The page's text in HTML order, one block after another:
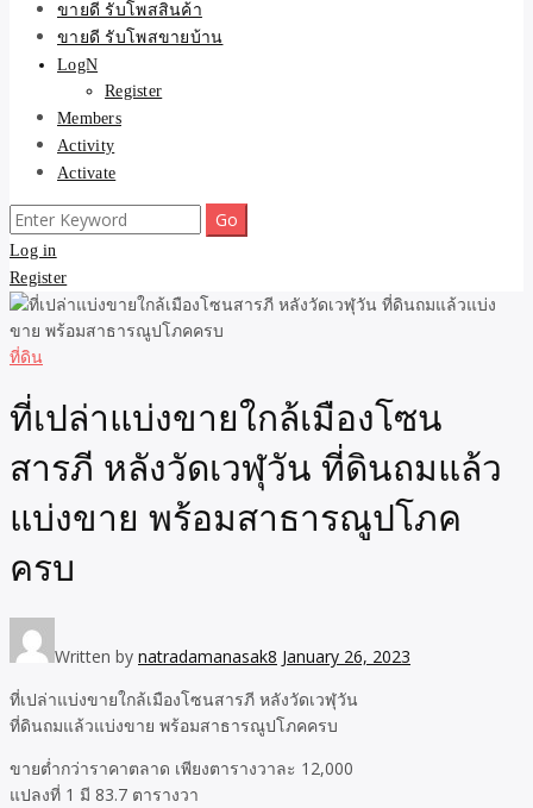
ขายดี รับโพสสินค้า
ขายดี รับโพสขายบ้าน
LogN
Register
Members
Activity
Activate
Search
for:
Log in
Register
ที่ดิน
ที่เปล่าแบ่งขายใกล้เมืองโซน
สารภี หลังวัดเวฬุวัน ที่ดินถมแล้ว
แบ่งขาย พร้อมสาธารณูปโภค
ครบ
Written by natradamanasak8 January 26, 2023
ที่เปล่าแบ่งขายใกล้เมืองโซนสารภี หลังวัดเวฬุวัน
ที่ดินถมแล้วแบ่งขาย พร้อมสาธารณูปโภคครบ
ขายต่ำกว่าราคาตลาด เพียงตารางวาละ 12,000
แปลงที่ 1 มี 83.7 ตารางวา